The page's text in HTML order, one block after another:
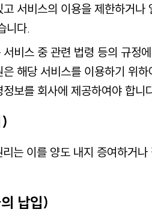
서비스의 이용을 제한하거나
니다.
비스 중 관련 법령 등의 규정
해당 서비스를 이용하기 위
보를 회사에 제공하여야 합니
는 이를 양도 내지 증여하거
납입)